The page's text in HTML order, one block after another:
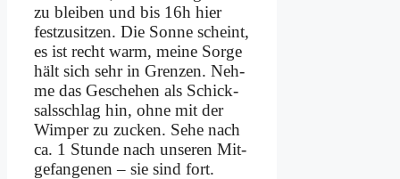
zu blei­ben und bis 16h hier
fest­zu­sit­zen. Die Son­ne scheint,
es ist recht warm, mei­ne Sor­ge
hält sich sehr in Gren­zen. Neh­
me das Ge­sche­hen als Schick­
sals­schlag hin, oh­ne mit der
Wim­per zu zucken. Se­he nach
ca. 1 Stun­de nach un­se­ren Mit­
ge­fan­ge­nen – sie sind fort.